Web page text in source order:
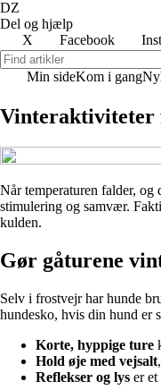
DZ
Del og hjælp
X
Facebook
Min sideKom i gang
Vinteraktiviteter
Når temperaturen falder,
stimulering og samvær.
kulden.
Gør gåturene
Selv i frostvejr har hunde
hundesko, hvis din hund er
Korte, hyppige ture
Hold øje med vejsalt
Reflekser og lys er